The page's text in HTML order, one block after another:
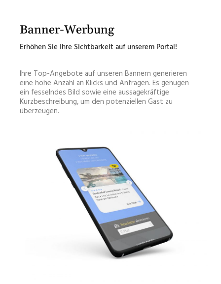
Banner-Werbung
Erhöhen Sie Ihre Sichtbarkeit auf unserem Portal!
Ihre Top-Angebote auf unseren Bannern generieren
eine hohe Anzahl an Klicks und Anfragen. Es genügen
ein fesselndes Bild sowie eine aussagekräftige
Kurzbeschreibung, um den potenziellen Gast zu
überzeugen.